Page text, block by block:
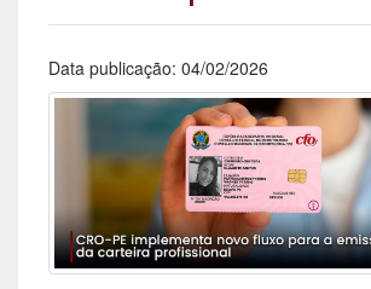
Data publicação: 04/02/2026